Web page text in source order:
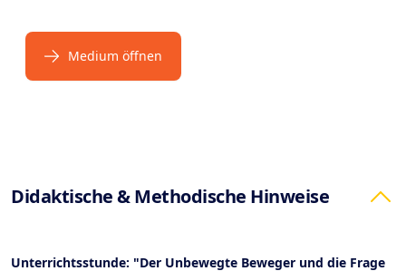
Medium öffnen
Products
Didaktische & Methodische Hinweise
Unterrichtsstunde: "Der Unbewegte Beweger und die Frage